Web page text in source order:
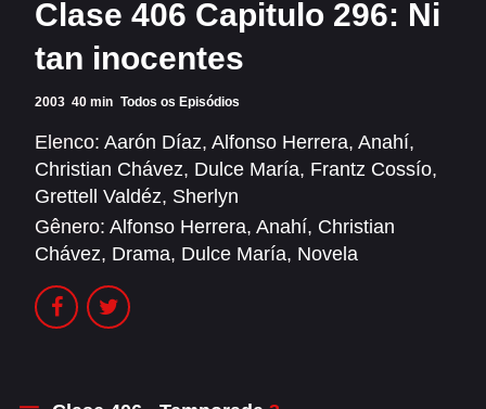
Dulce María Maite Perroni
RBD
Alfonso Herrera Anahí
Christian Chávez
Dulce María Maite Perroni
RBD
Clase 406 Capitulo 296: Ni
tan inocentes
2003 40 min Todos os Episódios
Elenco: Aarón Díaz, Alfonso Herrera, Anahí,
Christian Chávez, Dulce María, Frantz Cossío,
Grettell Valdéz, Sherlyn
Gênero: Alfonso Herrera, Anahí, Christian
Chávez, Drama, Dulce María, Novela